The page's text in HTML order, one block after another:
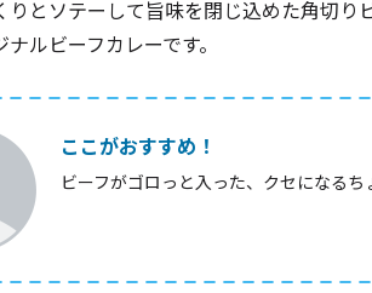
りとソテーして旨味を閉じ込めた角切
ルビーフカレーです。
ここがおすすめ！
ビーフがゴロっと入った、クセになる